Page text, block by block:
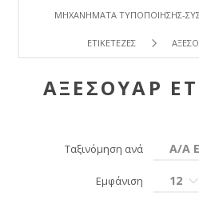
ΜΗΧΑΝΉΜΑΤΑ ΤΥΠΟΠΟΊΗΣΗΣ-
ΕΤΙΚΕΤΈΖΕΣ
ΑΞΕΣΟΥΆΡ
Ταξινόμηση ανά Α/Α
Εμφάνιση 12